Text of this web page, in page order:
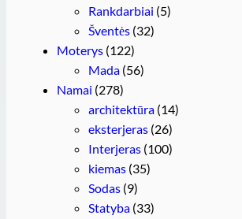
Rankdarbiai (5)
Šventės (32)
Moterys (122)
Mada (56)
Namai (278)
architektūra (14)
eksterjeras (26)
Interjeras (100)
kiemas (35)
Sodas (9)
Statyba (33)